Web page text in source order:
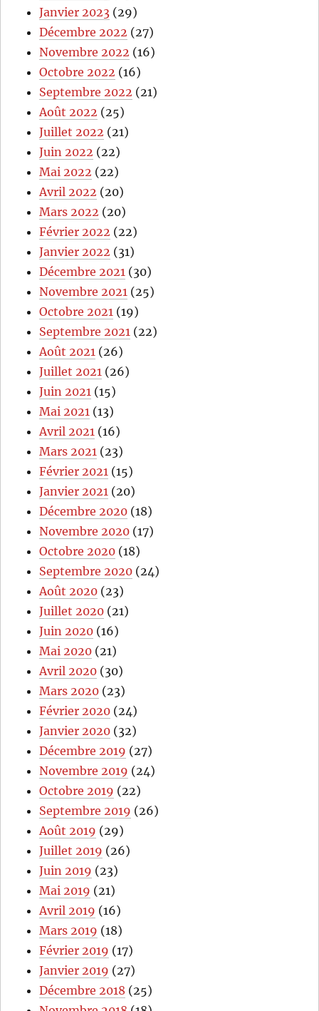
Janvier 2023 (29)
Décembre 2022 (27)
Novembre 2022 (16)
Octobre 2022 (16)
Septembre 2022 (21)
Août 2022 (25)
Juillet 2022 (21)
Juin 2022 (22)
Mai 2022 (22)
Avril 2022 (20)
Mars 2022 (20)
Février 2022 (22)
Janvier 2022 (31)
Décembre 2021 (30)
Novembre 2021 (25)
Octobre 2021 (19)
Septembre 2021 (22)
Août 2021 (26)
Juillet 2021 (26)
Juin 2021 (15)
Mai 2021 (13)
Avril 2021 (16)
Mars 2021 (23)
Février 2021 (15)
Janvier 2021 (20)
Décembre 2020 (18)
Novembre 2020 (17)
Octobre 2020 (18)
Septembre 2020 (24)
Août 2020 (23)
Juillet 2020 (21)
Juin 2020 (16)
Mai 2020 (21)
Avril 2020 (30)
Mars 2020 (23)
Février 2020 (24)
Janvier 2020 (32)
Décembre 2019 (27)
Novembre 2019 (24)
Octobre 2019 (22)
Septembre 2019 (26)
Août 2019 (29)
Juillet 2019 (26)
Juin 2019 (23)
Mai 2019 (21)
Avril 2019 (16)
Mars 2019 (18)
Février 2019 (17)
Janvier 2019 (27)
Décembre 2018 (25)